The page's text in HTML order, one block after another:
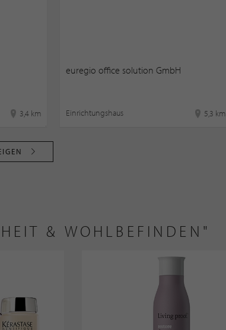
3,4 km
euregio office solution GmbH
Einrichtungshaus 5,3 km
& WOHLBEFINDEN"